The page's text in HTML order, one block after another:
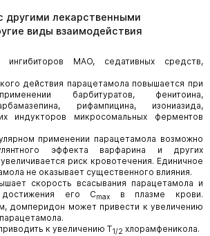
другими лекарственными
виды взаимодействия
ингибиторов МАО, седативных средств,
действия парацетамола повышается при
барбитуратов, фенитоина,
рифампицина, изониазида,
индукторов микросомальных ферментов
применении парацетамола возможно
эффекта варфарина и других
риск кровотечения. Единичное
не оказывает существенного влияния.
скорость всасывания парацетамола и
его Cmax
в плазме крови.
домперидон может привести к увеличению
к увеличению T1/2 хлорамфеникола.